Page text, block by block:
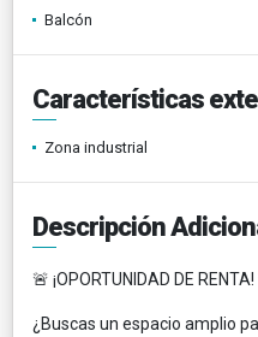
Balcón
Características
Zona industrial
Descripción
🚨 ¡OPORTUNIDAD DE RENTA!
¿Buscas un espacio amplio